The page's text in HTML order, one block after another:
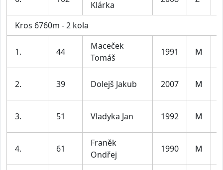
Klárka
Kros 6760m - 2 kola
1. 44
Maceček
Tomáš
1991 M
2. 39 Dolejš Jakub 2007 M
3. 51 Vladyka Jan 1992 M
4. 61
Franěk
Ondřej
1990 M